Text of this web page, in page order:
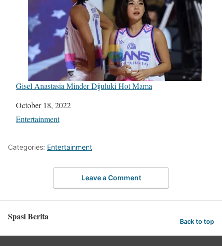
Gisel Anastasia Minder Dijuluki Hot Mama
Date
October 18, 2022
In relation to
Entertainment
Categories: Entertainment
Leave a Comment
Spasi Berita Back to top